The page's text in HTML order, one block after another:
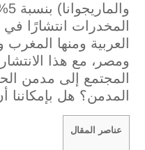
المخدرات انتشارًا في
العربية ومنها المغرب
ومصر، مع هذا
المجتمع إلى مدمن
المدمن؟ هل بإمكاننا
عناصر المقال